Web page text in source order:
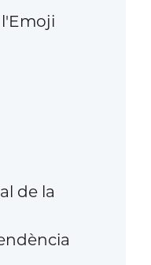
de la